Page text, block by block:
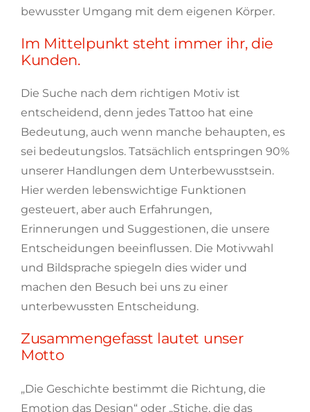
bewusster Umgang mit dem eigenen Körper.
Im Mittelpunkt steht immer ihr, die
Kunden.
Die Suche nach dem richtigen Motiv ist
entscheidend, denn jedes Tattoo hat eine
Bedeutung, auch wenn manche behaupten, es
sei bedeutungslos. Tatsächlich entspringen 90%
unserer Handlungen dem Unterbewusstsein.
Hier werden lebenswichtige Funktionen
gesteuert, aber auch Erfahrungen,
Erinnerungen und Suggestionen, die unsere
Entscheidungen beeinflussen. Die Motivwahl
und Bildsprache spiegeln dies wider und
machen den Besuch bei uns zu einer
unterbewussten Entscheidung.
Zusammengefasst lautet unser
Motto
„Die Geschichte bestimmt die Richtung, die
Emotion das Design“ oder „Stiche, die das